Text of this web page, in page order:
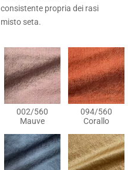
consistente propria dei rasi
misto seta.
002/560
Mauve
094/560
Corallo